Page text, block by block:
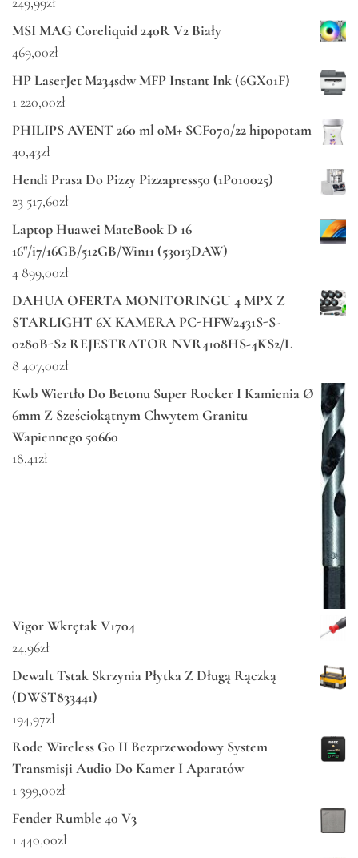
MSI MAG Coreliquid 240R V2 Biały
469,00zł
HP LaserJet M234sdw MFP Instant Ink (6GX01F)
1 220,00zł
PHILIPS AVENT 260 ml 0M+ SCF070/22 hipopotam
40,43zł
Hendi Prasa Do Pizzy Pizzapress50 (1P010025)
23 517,60zł
Laptop Huawei MateBook D 16
16"/i7/16GB/512GB/Win11 (53013DAW)
4 899,00zł
DAHUA OFERTA MONITORINGU 4 MPX Z
STARLIGHT 6X KAMERA PC-HFW2431S-S-
0280B-S2 REJESTRATOR NVR4108HS-4KS2/L
8 407,00zł
Kwb Wiertło Do Betonu Super Rocker I Kamienia Ø
6mm Z Sześciokątnym Chwytem Granitu
Wapiennego 50660
18,41zł
Vigor Wkrętak V1704
24,96zł
Dewalt Tstak Skrzynia Płytka Z Długą Rączką
(DWST833441)
194,97zł
Rode Wireless Go II Bezprzewodowy System
Transmisji Audio Do Kamer I Aparatów
1 399,00zł
Fender Rumble 40 V3
1 440,00zł